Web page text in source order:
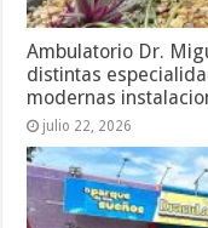
Ambulatorio Dr.
distintas
modernas
julio 22, 2026